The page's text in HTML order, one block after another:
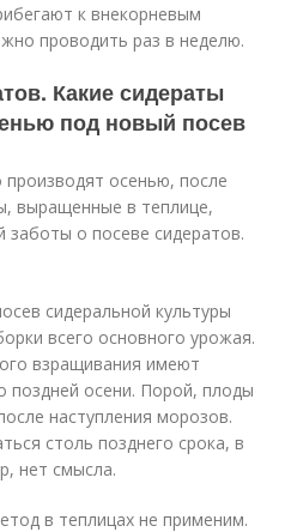
к внекорневым
проводить раз в неделю.
Какие сидераты
под новый посев
осенью, после
выращенные в теплице,
заботы о посеве сидератов.
сидеральной культуры
всего основного урожая.
взращивания имеют
поздней осени. Порой, плоды
наступления морозов.
столь позднего срока, в
нет смысла.
в теплицах не применим.